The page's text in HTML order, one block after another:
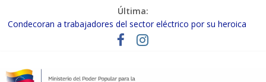
Última:
Condecoran a trabajadores del sector eléctrico por su heroica
labor tras el doble sismo del 24-J
Gobierno Nacional coordina acciones con el sector privado para
Inspeccionan trabajos de rehabilitación en instalaciones del SEN